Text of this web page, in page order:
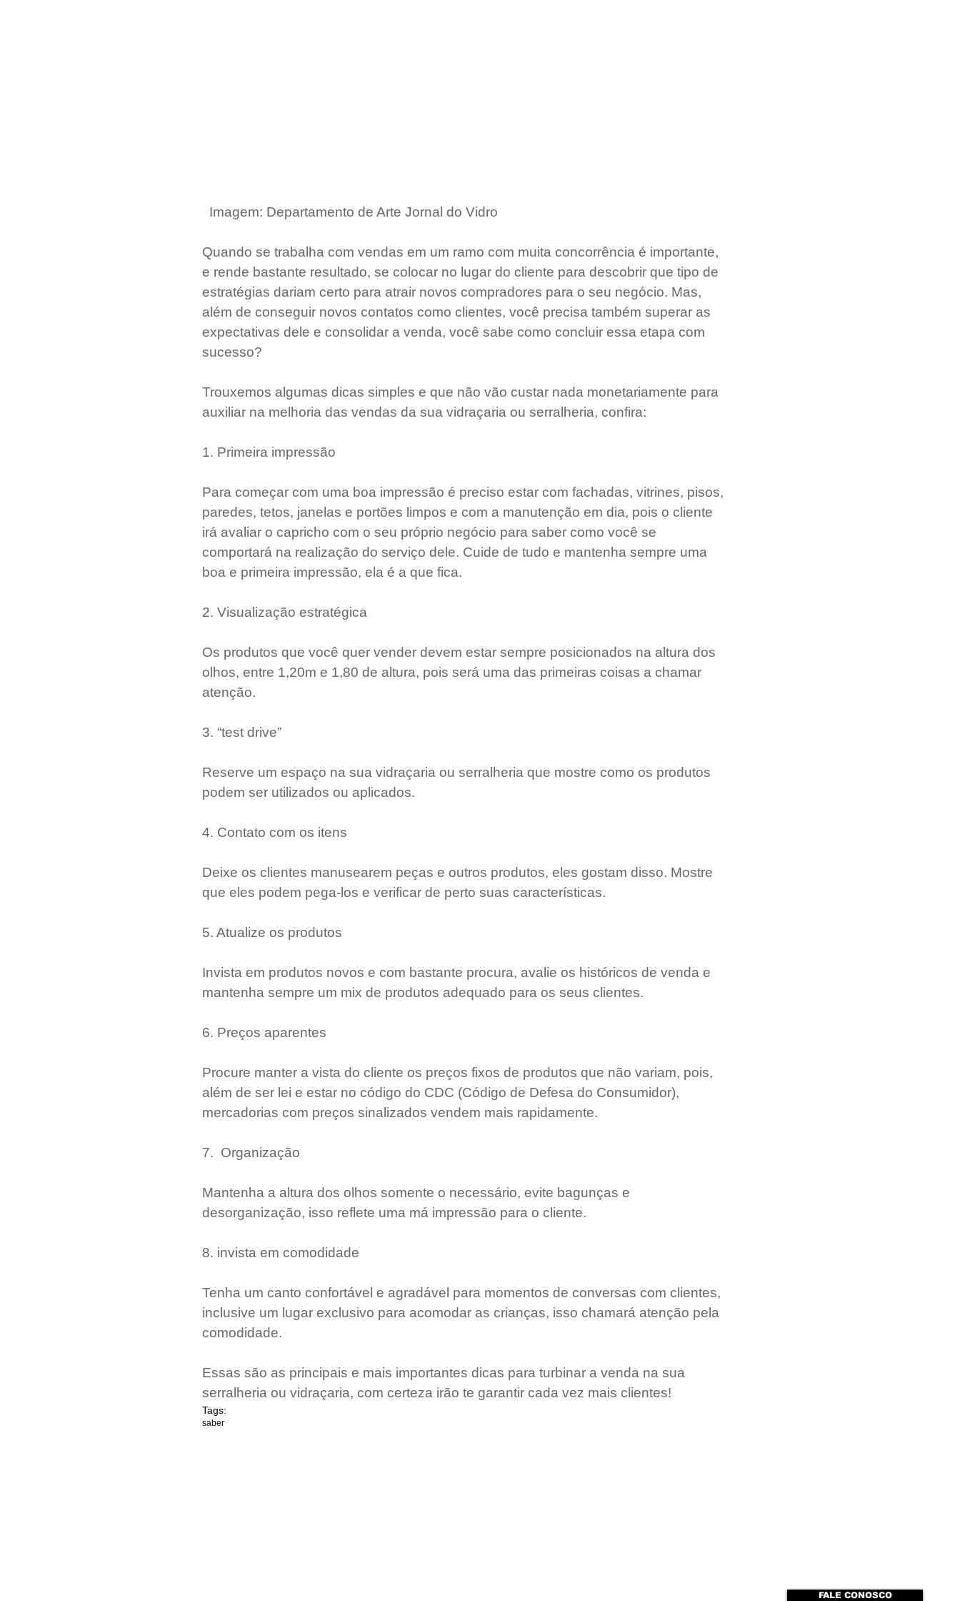
Imagem: Departamento de Arte Jornal do Vidro
Quando se trabalha com vendas em um ramo com muita concorrência é importante,
e rende bastante resultado, se colocar no lugar do cliente para descobrir que tipo de
estratégias dariam certo para atrair novos compradores para o seu negócio. Mas,
além de conseguir novos contatos como clientes, você precisa também superar as
expectativas dele e consolidar a venda, você sabe como concluir essa etapa com
sucesso?
Trouxemos algumas dicas simples e que não vão custar nada monetariamente para
auxiliar na melhoria das vendas da sua vidraçaria ou serralheria, confira:
1. Primeira impressão
Para começar com uma boa impressão é preciso estar com fachadas, vitrines, pisos,
paredes, tetos, janelas e portões limpos e com a manutenção em dia, pois o cliente
irá avaliar o capricho com o seu próprio negócio para saber como você se
comportará na realização do serviço dele. Cuide de tudo e mantenha sempre uma
boa e primeira impressão, ela é a que fica.
2. Visualização estratégica
Os produtos que você quer vender devem estar sempre posicionados na altura dos
olhos, entre 1,20m e 1,80 de altura, pois será uma das primeiras coisas a chamar
atenção.
3. “test drive”
Reserve um espaço na sua vidraçaria ou serralheria que mostre como os produtos
podem ser utilizados ou aplicados.
4. Contato com os itens
Deixe os clientes manusearem peças e outros produtos, eles gostam disso. Mostre
que eles podem pega-los e verificar de perto suas características.
5. Atualize os produtos
Invista em produtos novos e com bastante procura, avalie os históricos de venda e
mantenha sempre um mix de produtos adequado para os seus clientes.
6. Preços aparentes
Procure manter a vista do cliente os preços fixos de produtos que não variam, pois,
além de ser lei e estar no código do CDC (Código de Defesa do Consumidor),
mercadorias com preços sinalizados vendem mais rapidamente.
7.  Organização
Mantenha a altura dos olhos somente o necessário, evite bagunças e
desorganização, isso reflete uma má impressão para o cliente.
8. invista em comodidade
Tenha um canto confortável e agradável para momentos de conversas com clientes,
inclusive um lugar exclusivo para acomodar as crianças, isso chamará atenção pela
comodidade.
Essas são as principais e mais importantes dicas para turbinar a venda na sua
serralheria ou vidraçaria, com certeza irão te garantir cada vez mais clientes!
Tags:
saber
FALE CONOSCO